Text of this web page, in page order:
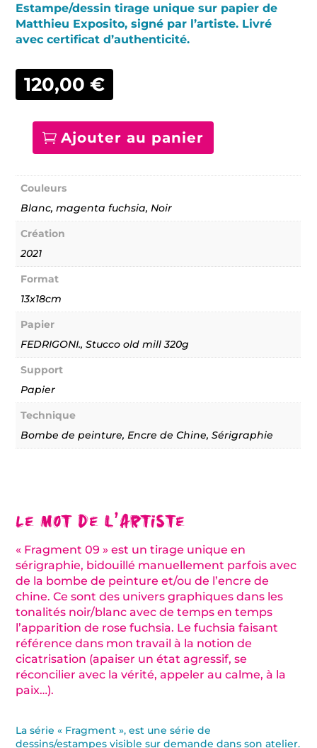
Estampe/dessin tirage unique sur papier de
Matthieu Exposito, signé par l’artiste. Livré
avec certificat d’authenticité.
120,00€
quantité
Urbaines
Fragment
09
Ajouter au panier
Couleurs
Blanc, magenta fuchsia, Noir
Création
2021
Format
13x18cm
Papier
FEDRIGONI., Stucco old mill 320g
Support
Papier
Technique
Bombe de peinture, Encre de Chine, Sérigraphie
Le mot de l’artiste
« Fragment 09 » est un tirage unique en
sérigraphie, bidouillé manuellement parfois avec
de la bombe de peinture et/ou de l’encre de
chine. Ce sont des univers graphiques dans les
tonalités noir/blanc avec de temps en temps
l’apparition de rose fuchsia. Le fuchsia faisant
référence dans mon travail à la notion de
cicatrisation (apaiser un état agressif, se
réconcilier avec la vérité, appeler au calme, à la
paix…).
La série « Fragment », est une série de
dessins/estampes visible sur demande dans son atelier.